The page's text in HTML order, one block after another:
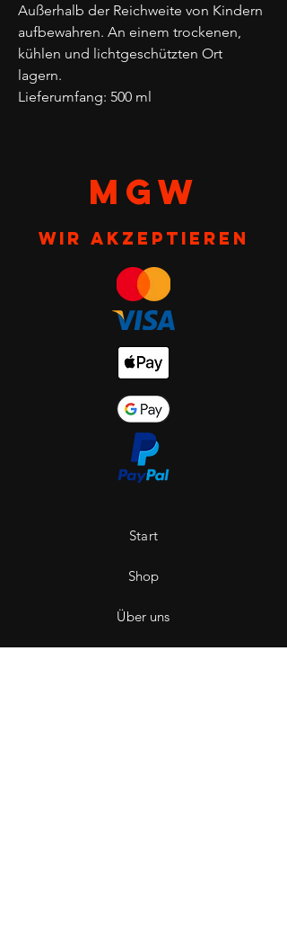
Außerhalb der Reichweite von Kindern
aufbewahren. An einem trockenen,
kühlen und lichtgeschützten Ort
lagern.
Lieferumfang: 500 ml
MGW
Wir akzeptieren
Start
Shop
Über uns